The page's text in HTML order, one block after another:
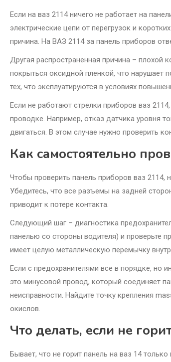
Если на ваз 2114 ничего не работает на
электрические цепи от перегрузок и
причина. На ВАЗ 2114 за панель приборов
Другая распространенная причина – плохой
покрыться оксидной пленкой, что нарушает
тех, что эксплуатируются в условиях
Если не работают стрелки приборов ваз
проводке. Например, отказ датчика уровня
двигаться. В этом случае нужно проверить
Как самостоятельно
Чтобы проверить панель приборов ваз 2114,
Убедитесь, что все разъемы на задней
приводит к потере контакта.
Следующий шаг – диагностика
панелью со стороны водителя) и проверьте
имеет целую металлическую перемычку
Если с предохранителями все в порядке, но
это минусовой провод, который соединяет
неисправности. Найдите точку крепления
окислов.
Что делать, если не
Бывает, что не горит панель на ваз 14